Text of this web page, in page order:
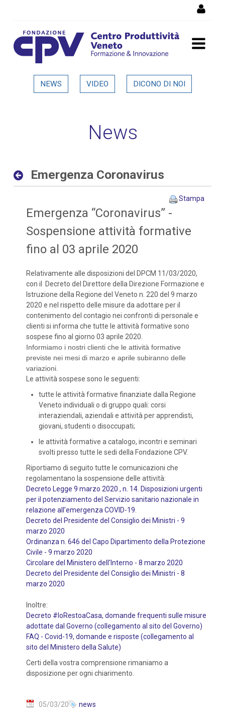
Emergenza Coronavirus -
NEWS VIDEO DICONO DI NOI
News
Emergenza Coronavirus
Stampa
Emergenza “Coronavirus” -
Sospensione attività formative
fino al 03 aprile 2020
Relativamente alle disposizioni del DPCM 11/03/2020,
con il Decreto del Direttore della Direzione Formazione e
Istruzione della Regione del Veneto n. 220 del 9 marzo
2020 e nel rispetto delle misure da adottare per il
contenimento del contagio nei confronti di personale e
clienti si informa che tutte le attività formative sono
sospese fino al giorno 03 aprile 2020.
Informiamo i nostri clienti che le attività formative
previste nei mesi di marzo e aprile subiranno delle
variazioni.
Le attività sospese sono le seguenti:
tutte le attività formative finanziate dalla Regione
Veneto individuali o di gruppo quali: corsi
interaziendali, aziendali e attività per apprendisti,
giovani, studenti o disoccupati;
le attività formative a catalogo, incontri e seminari
svolti presso tutte le sedi della Fondazione CPV.
Riportiamo di seguito tutte le comunicazioni che
regolamentano la sospensione delle attività:
Decreto Legge 9 marzo 2020 , n. 14. Disposizioni urgenti
per il potenziamento del Servizio sanitario nazionale in
relazione all’emergenza COVID-19.
Decreto del Presidente del Consiglio dei Ministri - 9
marzo 2020
Ordinanza n. 646 del Capo Dipartimento della Protezione
Civile - 9 marzo 2020
Circolare del Ministero dell'Interno - 8 marzo 2020
Decreto del Presidente del Consiglio dei Ministri - 8
marzo 2020
Inoltre:
Decreto #IoRestoaCasa, domande frequenti sulle misure
adottate dal Governo (collegamento al sito del Governo)
FAQ - Covid-19, domande e risposte (collegamento al
sito del Ministero della Salute)
Certi della vostra comprensione rimaniamo a
disposizione per ogni chiarimento.
05/03/20 news